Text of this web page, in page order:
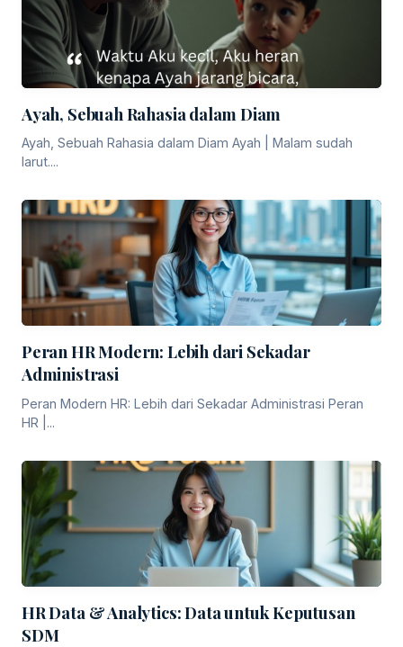
Ayah, Sebuah Rahasia dalam Diam
Ayah, Sebuah Rahasia dalam Diam Ayah | Malam sudah
larut....
Peran HR Modern: Lebih dari Sekadar
Administrasi
Peran Modern HR: Lebih dari Sekadar Administrasi Peran
HR |...
HR Data & Analytics: Data untuk Keputusan
SDM